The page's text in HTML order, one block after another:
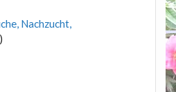
Nachzucht,